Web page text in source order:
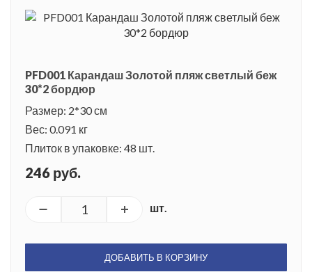
PFD001 Карандаш Золотой пляж светлый беж
30*2 бордюр
Размер: 2*30 см
Вес: 0.091 кг
Плиток в упаковке: 48 шт.
246 руб.
шт.
ДОБАВИТЬ В КОРЗИНУ